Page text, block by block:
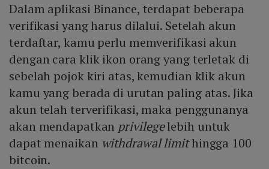
Dalam aplikasi Binance, terdapat beberapa
verifikasi yang harus dilalui. Setelah akun
terdaftar, kamu perlu memverifikasi akun
dengan cara klik ikon orang yang terletak di
sebelah pojok kiri atas, kemudian klik akun
kamu yang berada di urutan paling atas. Jika
akun telah terverifikasi, maka penggunanya
akan mendapatkan privilegelebih untuk
dapat menaikan withdrawal limithingga 100
bitcoin.